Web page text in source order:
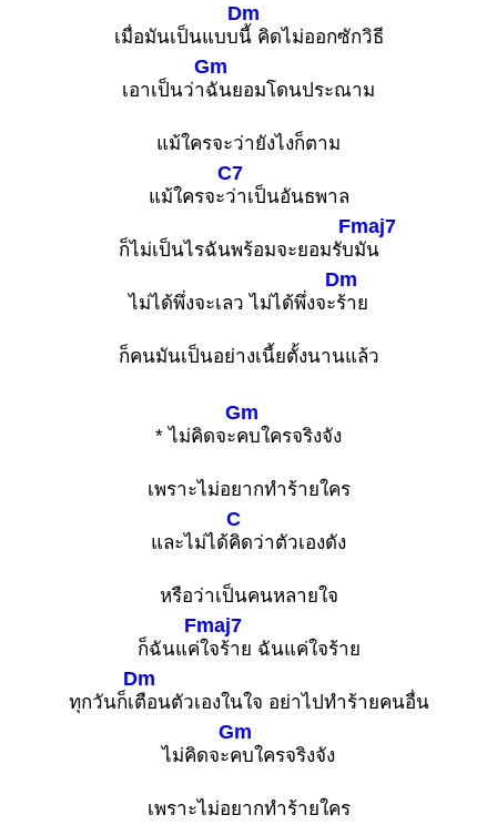
เมื่อมันเป็นแบบ
Dm
นี้ คิดไม่ออกซักวิธี
เอาเป็นว่า
Gm
ฉันยอมโดนประณาม
แม้ใครจะว่ายังไงก็ตาม
แม้ใครจะ
C7
ว่าเป็นอันธพาล
ก็ไม่เป็นไรฉันพร้อมจะยอมรับ
Fmaj7
มัน
ไม่ได้พึ่งจะเลว ไม่ได้พึ่งจะ
Dm
ร้าย
ก็คนมันเป็นอย่างเนี้ยตั้งนานแล้ว
* ไม่คิดจะ
Gm
คบใครจริงจัง
เพราะไม่อยากทำร้ายใคร
และไม่ได้
C
คิดว่าตัวเองดัง
หรือว่าเป็นคนหลายใจ
ก็ฉันแค่
Fmaj7
ใจร้าย ฉันแค่ใจร้าย
ทุกวันก็เ
Dm
ตือนตัวเองในใจ อย่าไปทำร้ายคนอื่น
ไม่คิดจะ
Gm
คบใครจริงจัง
เพราะไม่อยากทำร้ายใคร